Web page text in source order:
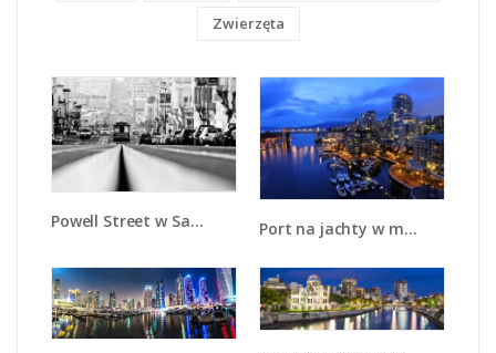
Zwierzęta
Powell Street w San Francisco - AM603 Port na jachty w mieście nocą - AM250